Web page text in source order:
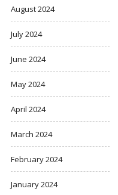
August 2024
July 2024
June 2024
May 2024
April 2024
March 2024
February 2024
January 2024